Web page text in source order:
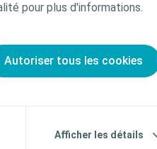
pour plus d'informations.
Autoriser tous les cookies
Afficher les détails